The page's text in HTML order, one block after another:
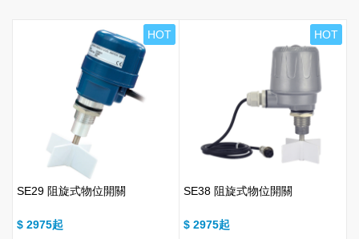
HOT
SE29 阻旋式物位開關
$ 2975
HOT
SE38 阻旋式物位開關
$ 2975